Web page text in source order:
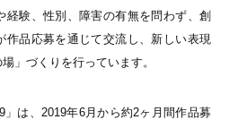
経験、性別、障害の有無を問わず、創
作品応募を通じて交流し、新しい表現
」づくりを行っています。
」は、2019年6月から約2ヶ月間作品募